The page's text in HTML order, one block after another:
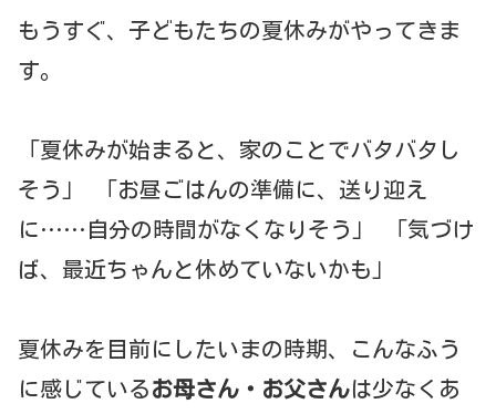
もうすぐ、子どもたちの夏休みがやってきま
す。
「夏休みが始まると、家のことでバタバタし
そう」 「お昼ごはんの準備に、送り迎え
に……自分の時間がなくなりそう」 「気づけ
ば、最近ちゃんと休めていないかも」
夏休みを目前にしたいまの時期、こんなふう
に感じている お母さん・お父さんは少なくあ